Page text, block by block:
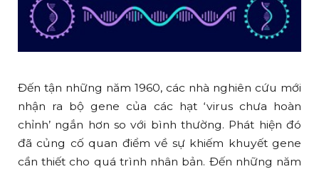
Đến tận những năm 1960, các nhà nghiên cứu mới
nhận ra bộ gene của các hạt ‘virus chưa hoàn
chỉnh’ ngắn hơn so với bình thường. Phát hiện đó
đã củng cố quan điểm về sự khiếm khuyết gene
cần thiết cho quá trình nhân bản. Đến những năm